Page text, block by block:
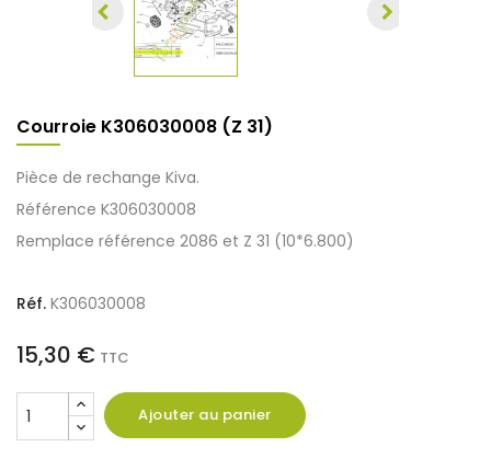
Courroie K306030008 (Z 31)
Pièce de rechange Kiva.
Référence K306030008
Remplace référence 2086 et Z 31 (10*6.800)
Réf. K306030008
15,30 € TTC
Ajouter au panier